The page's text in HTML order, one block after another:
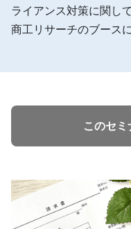
ライアンス対策に関し
商工リサーチのブース
このセ